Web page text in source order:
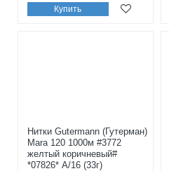
Купить
Нитки Gutermann (Гутерман)
Mara 120 1000м #3772
желтый коричневый#
*07826* A/16 (33г)